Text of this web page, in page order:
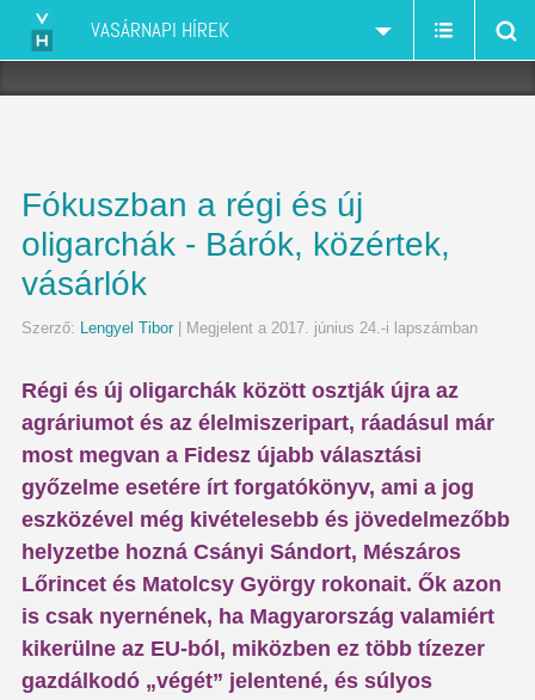
VASÁRNAPI HÍREK
Fókuszban a régi és új
oligarchák - Bárók, közértek,
vásárlók
Szerző: Lengyel Tibor| Megjelent a 2017. június 24.-i lapszámban
Régi és új oligarchák között osztják újra az
agráriumot és az élelmiszeripart, ráadásul már
most megvan a Fidesz újabb választási
győzelme esetére írt forgatókönyv, ami a jog
eszközével még kivételesebb és jövedelmezőbb
helyzetbe hozná Csányi Sándort, Mészáros
Lőrincet és Matolcsy György rokonait. Ők azon
is csak nyernének, ha Magyarország valamiért
kikerülne az EU-ból, miközben ez több tízezer
gazdálkodó „végét” jelentené, és súlyos